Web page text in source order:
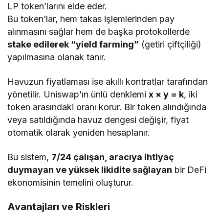
LP token’larını elde eder.
Bu token’lar, hem takas işlemlerinden pay
alınmasını sağlar hem de başka protokollerde
stake edilerek “yield farming” (getiri çiftçiliği)
yapılmasına olanak tanır.
Havuzun fiyatlaması ise akıllı kontratlar tarafından
yönetilir. Uniswap’ın ünlü denklemix × y = k, iki
token arasındaki oranı korur. Bir token alındığında
veya satıldığında havuz dengesi değişir, fiyat
otomatik olarak yeniden hesaplanır.
Bu sistem, 7/24 çalışan, aracıya ihtiyaç
duymayan ve yüksek likidite sağlayan bir DeFi
ekonomisinin temelini oluşturur.
Avantajları ve Riskleri